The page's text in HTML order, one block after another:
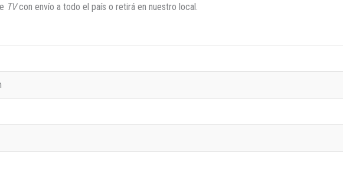
TVcon envío a todo el país o retirá en nuestro local.